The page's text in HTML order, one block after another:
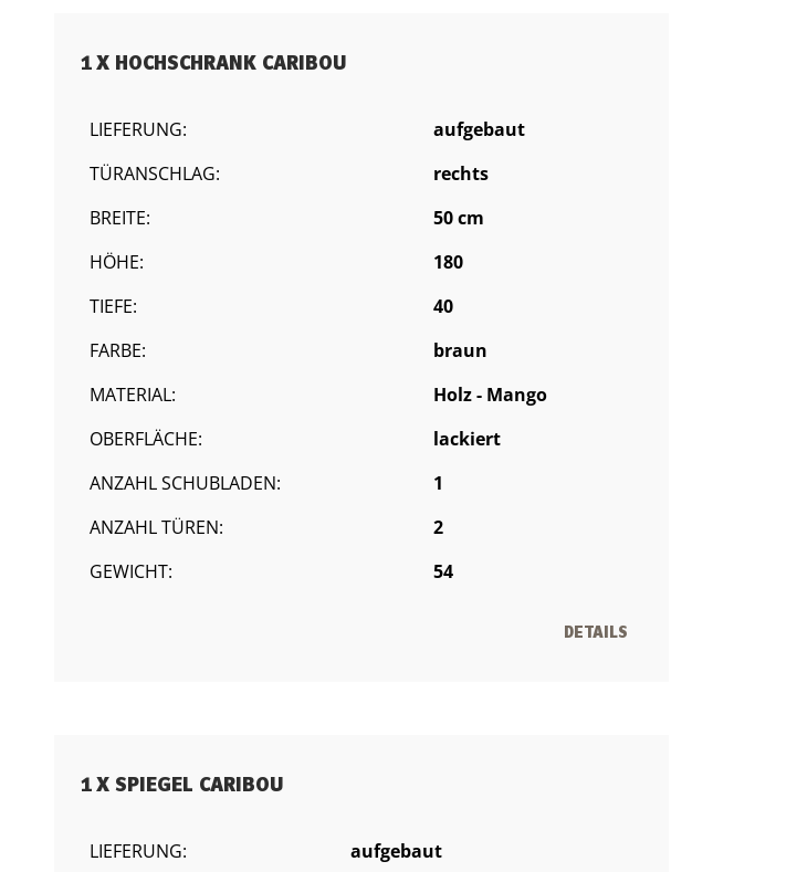
1 X HOCHSCHRANK CARIBOU
LIEFERUNG:
aufgebaut
TÜRANSCHLAG:
rechts
BREITE:
50 cm
HÖHE:
180
TIEFE:
40
FARBE:
braun
MATERIAL:
Holz - Mango
OBERFLÄCHE:
lackiert
ANZAHL SCHUBLADEN:
1
ANZAHL TÜREN:
2
GEWICHT:
54
DETAILS
1 X SPIEGEL CARIBOU
LIEFERUNG: aufgebaut